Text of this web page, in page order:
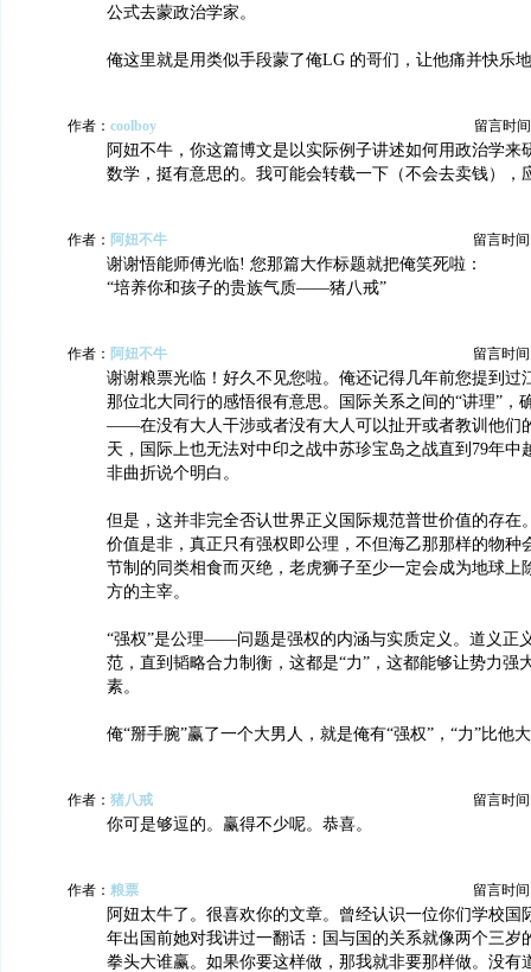
公式去蒙政治学家。
俺这里就是用类似手段蒙了俺LG 的哥们，让他痛并快乐
作者： coolboy 留言时
阿妞不牛，你这篇博文是以实际例子讲述如何用政治学来
数学，挺有意思的。我可能会转载一下（不会去卖钱），
作者： 阿妞不牛 留言时间
谢谢悟能师傅光临! 您那篇大作标题就把俺笑死啦：
“培养你和孩子的贵族气质——猪八戒”
作者： 阿妞不牛 留言时间
谢谢粮票光临！好久不见您啦。俺还记得几年前您提到过
那位北大同行的感悟很有意思。国际关系之间的“讲理”，
——在没有大人干涉或者没有大人可以扯开或者教训他们
天，国际上也无法对中印之战中苏珍宝岛之战直到79年中
非曲折说个明白。
但是，这并非完全否认世界正义国际规范普世价值的存在
价值是非，真正只有强权即公理，不但海乙那那样的物种
节制的同类相食而灭绝，老虎狮子至少一定会成为地球上
方的主宰。
“强权”是公理——问题是强权的内涵与实质定义。道义正
范，直到韬略合力制衡，这都是“力”，这都能够让势力强
素。
俺“掰手腕”赢了一个大男人，就是俺有“强权”，“力”比他
作者： 猪八戒 留言时间
你可是够逗的。赢得不少呢。恭喜。
作者： 粮票 留言时间
阿妞太牛了。很喜欢你的文章。曾经认识一位你们学校国
年出国前她对我讲过一翻话：国与国的关系就像两个三岁
拳头大谁赢。如果你要这样做，那我就非要那样做。没有